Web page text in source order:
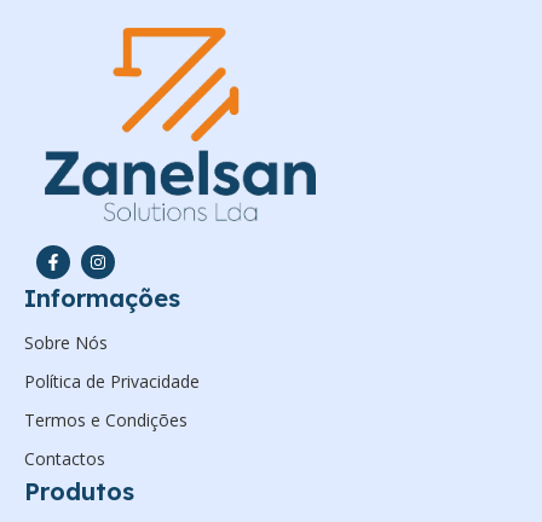
Informações
Sobre Nós
Política de Privacidade
Termos e Condições
Contactos
Produtos